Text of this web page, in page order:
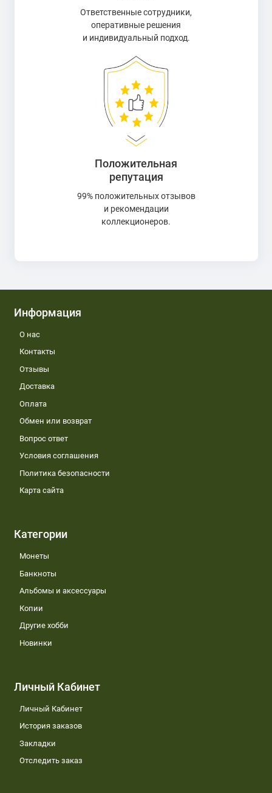
Ответственные сотрудники,
оперативные решения
и индивидуальный подход.
Положительная
репутация
99% положительных отзывов
и рекомендации
коллекционеров.
Информация
О нас
Контакты
Отзывы
Доставка
Оплата
Обмен или возврат
Вопрос ответ
Условия соглашения
Политика безопасности
Карта сайта
Категории
Монеты
Банкноты
Альбомы и аксессуары
Копии
Другие хобби
Новинки
Личный Кабинет
Личный Кабинет
История заказов
Закладки
Отследить заказ